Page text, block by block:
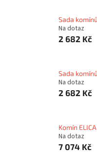
Sada
Na dotaz
2 682 Kč
Sada
Na dotaz
2 682 Kč
Komín
Na dotaz
7 074 Kč